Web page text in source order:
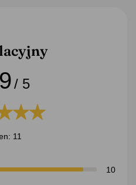
/ 5
11
10